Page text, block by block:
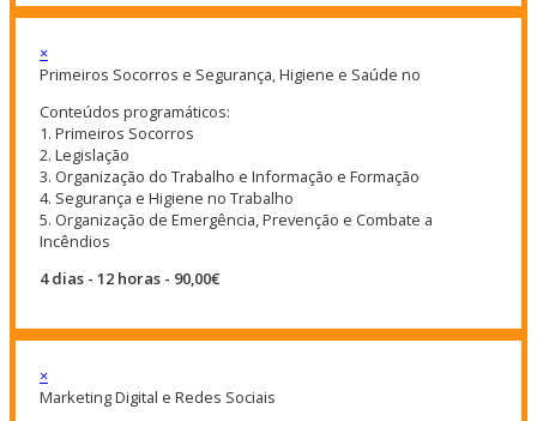
×
Primeiros Socorros e Segurança, Higiene e Saúde no
Conteúdos programáticos:
1. Primeiros Socorros
2. Legislação
3. Organização do Trabalho e Informação e Formação
4. Segurança e Higiene no Trabalho
5. Organização de Emergência, Prevenção e Combate a
Incêndios
4 dias - 12 horas - 90,00€
×
Marketing Digital e Redes Sociais